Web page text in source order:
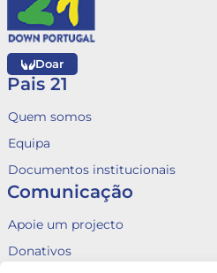
Doar
Pais 21
Quem somos
Equipa
Documentos institucionais
Comunicação
Apoie um projecto
Donativos